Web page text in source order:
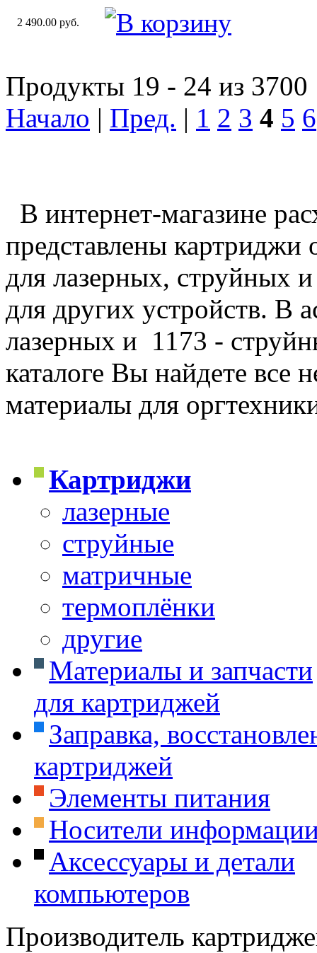
2 490.00 руб.
Продукты 19 - 24 из 3700
Начало | Пред. | 1 2 3 4 5 6
В интернет-магазине
представлены
для лазерных, струйных
для других устройств. В
лазерных и 1173 -
каталоге Вы найдете все
материалы для
Картриджи
лазерные
струйные
матричные
термоплёнки
другие
Материалы и запчасти
для картриджей
Заправка,
картриджей
Элементы питания
Носители
Аксессуары и детали
компьютеров
Производитель